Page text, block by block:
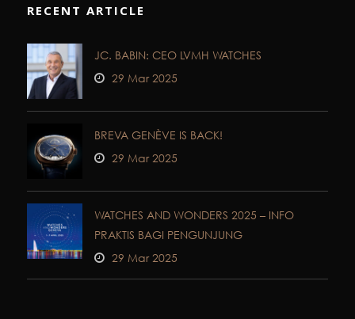
RECENT ARTICLE
JC. BABIN: CEO LVMH WATCHES
29 Mar 2025
BREVA GENÈVE IS BACK!
29 Mar 2025
WATCHES AND WONDERS 2025 – INFO
PRAKTIS BAGI PENGUNJUNG
29 Mar 2025